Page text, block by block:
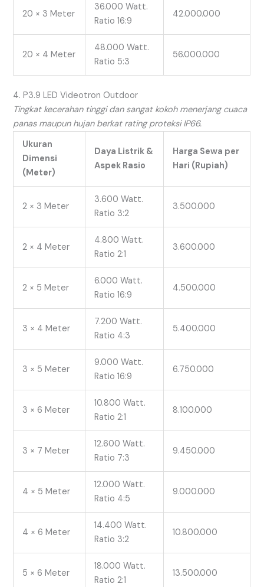
20 × 3 Meter
36.000 Watt.
Ratio 16:9
42.000.000
20 × 4 Meter
48.000 Watt.
Ratio 5:3
56.000.000
4. P3.9 LED Videotron Outdoor
Tingkat kecerahan tinggi dan sangat kokoh menerjang cuaca
panas maupun hujan berkat rating proteksi IP66.
Ukuran
Dimensi
(Meter)
Daya Listrik &
Aspek Rasio
Harga Sewa per
Hari (Rupiah)
2 × 3 Meter
3.600 Watt.
Ratio 3:2
3.500.000
2 × 4 Meter
4.800 Watt.
Ratio 2:1
3.600.000
2 × 5 Meter
6.000 Watt.
Ratio 16:9
4.500.000
3 × 4 Meter
7.200 Watt.
Ratio 4:3
5.400.000
3 × 5 Meter
9.000 Watt.
Ratio 16:9
6.750.000
3 × 6 Meter
10.800 Watt.
Ratio 2:1
8.100.000
3 × 7 Meter
12.600 Watt.
Ratio 7:3
9.450.000
4 × 5 Meter
12.000 Watt.
Ratio 4:5
9.000.000
4 × 6 Meter
14.400 Watt.
Ratio 3:2
10.800.000
5 × 6 Meter
18.000 Watt.
Ratio 2:1
13.500.000